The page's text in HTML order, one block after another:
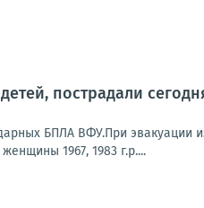
пострадали
БПЛА ВФУ.При эвакуации
1967, 1983 г.р....